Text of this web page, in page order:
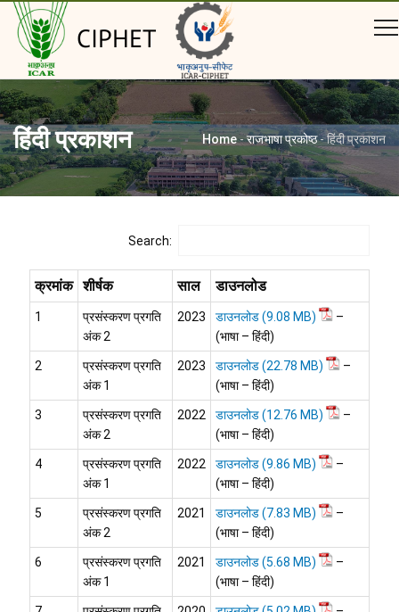
CIPHET
हिंदी प्रकाशन Home-राजभाषा प्रकोष्ठ-हिंदी प्रकाशन
Search:
क्रमांक शीर्षक साल डाउनलोड
1
प्रसंस्करण प्रगति
अंक 2
2023 डाउनलोड
–
(भाषा – हिंदी)
2
प्रसंस्करण प्रगति
अंक 1
2023 डाउनलोड
–
(भाषा – हिंदी)
3
प्रसंस्करण प्रगति
अंक 2
2022 डाउनलोड
–
(भाषा – हिंदी)
4
प्रसंस्करण प्रगति
अंक 1
2022 डाउनलोड
–
(भाषा – हिंदी)
5
प्रसंस्करण प्रगति
अंक 2
2021 डाउनलोड
–
(भाषा – हिंदी)
6
प्रसंस्करण प्रगति
अंक 1
2021 डाउनलोड
–
(भाषा – हिंदी)